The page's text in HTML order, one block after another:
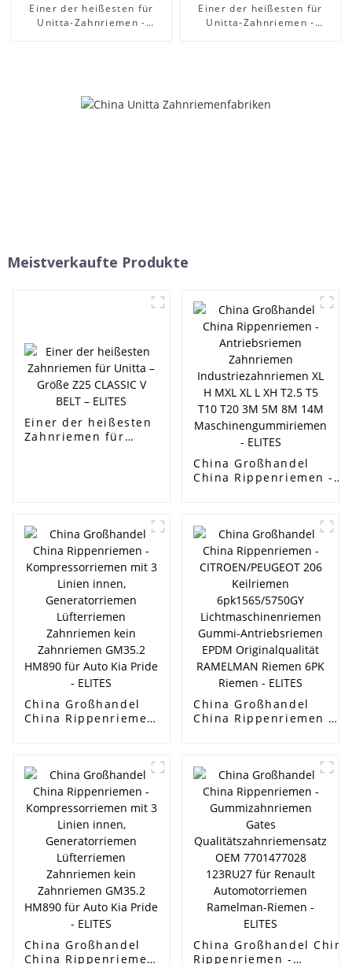
Einer der heißesten für
Unitta-Zahnriemen -
Riemen OEM 6PK2155
6PK2270 EPDM - ELITES
Einer der heißesten für
Unitta-Zahnriemen -
6PK2270 EPDM - ELITES
Meistverkaufte Produkte
Einer der heißesten
Zahnriemen für
China Großhandel
China Rippenriemen -
Industriezahnriemen XL
H MXL XL L XH T2.5 T5
T10 T20 3M 5M 8M 14M
Maschinengummiriemen
- ELITES
China Großhandel
China Rippenriemen
Lüfterriemen
Zahnriemen kein
Zahnriemen GM35.2
HM890 für Auto Kia
Pride - ELITES
China Großhandel
China Rippenriemen -
Lichtmaschinenriemen
Gummi-
Antriebsriemen EPDM
Originalqualität
RAMELMAN Riemen
6PK Riemen - ELITES
China Großhandel
China Rippenriemen
China Großhandel China
Rippenriemen -